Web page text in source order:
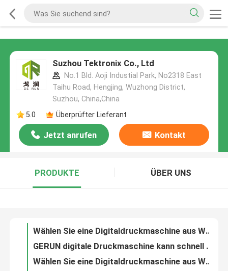
Suzhou Tektronix Co., Ltd
No.1 Bld. Aoji Industial Park, No2318 East
Taihu Road, Hengjing, Wuzhong District,
Suzhou, China,China
5.0
Überprüfter Lieferant
Jetzt anrufen Kontakt
PRODUKTE ÜBER UNS
Wählen Sie eine Digitaldruckmaschine aus Wellpappe mit guter Druckqualität und hoher Druckgeschwindigkeit und natürlich Gerium.
GERUN digitale Druckmaschine kann schnell kleine Chargen liefern und personalisierte, maßgeschneiderte Verpackungen drucken
Wählen Sie eine Digitaldruckmaschine aus Wellpappe mit guter Druckqualität und hoher Druckgeschwindigkeit und natürlich Gerium.